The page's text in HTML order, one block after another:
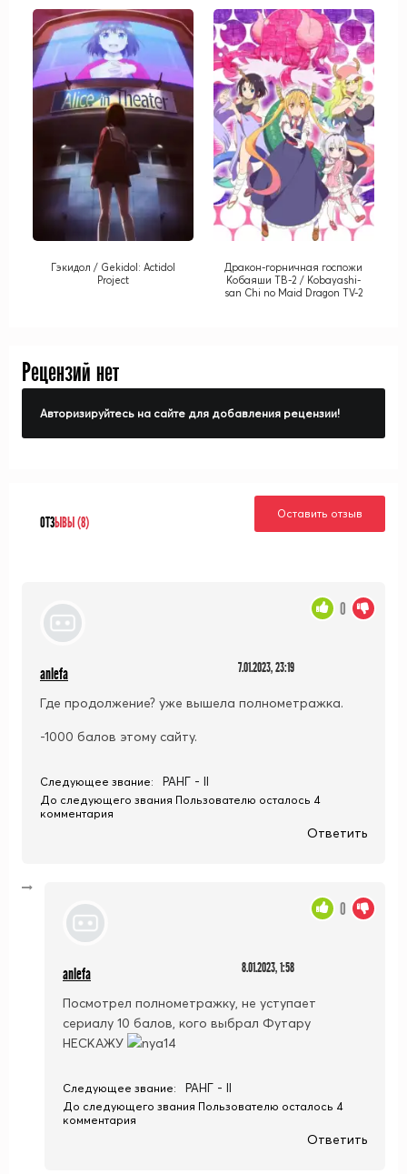
Гэкидол / Gekidol: Actidol
Project
Дракон-горничная госпожи
Кобаяши ТВ-2 / Kobayashi-
san Chi no Maid Dragon TV-2
Рецензий нет
Авторизируйтесь на сайте для добавления рецензии!
ОТЗЫВЫ (8)
Оставить отзыв
anlefa 7.01.2023, 23:19
Где продолжение? уже вышела полнометражка.
-1000 балов этому сайту.
0
Следующее звание: РАНГ - II
До следующего звания Пользователю осталось 4
комментария
Ответить
anlefa 8.01.2023, 1:58
Посмотрел полнометражку, не уступает
сериалу 10 балов, кого выбрал Футару
НЕСКАЖУ
0
Следующее звание: РАНГ - II
До следующего звания Пользователю осталось 4
комментария
Ответить